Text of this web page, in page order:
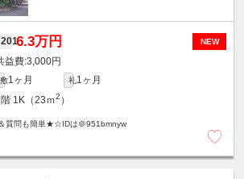
NEW
2016.3万円
3,000円
敷1ヶ月 礼1ヶ月
1K（23ｍ2 ）
質問も簡単★☆IDは＠951bmnyw